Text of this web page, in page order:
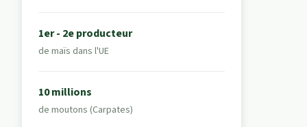
1er - 2e producteur
de maïs dans l'UE
10 millions
de moutons (Carpates)